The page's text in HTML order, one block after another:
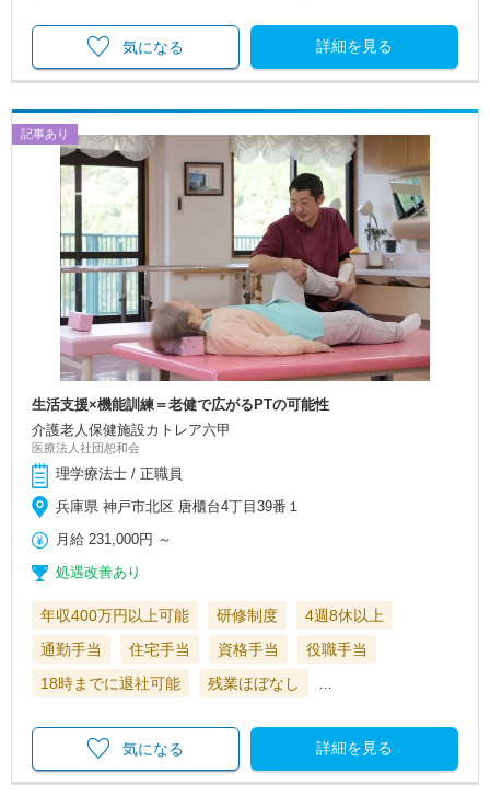
詳細を見る
気になる
記事あり
生活支援×機能訓練＝老健で広がるPTの可能性
介護老人保健施設カトレア六甲
医療法人社団恕和会
理学療法士 / 正職員
兵庫県 神戸市北区 唐櫃台4丁目39番１
月給 231,000円 ～
処遇改善あり
年収400万円以上可能 研修制度
4週8休以上
通勤手当
住宅手当 資格手当
役職手当
18時までに退社可能
残業ほぼなし …
詳細を見る
気になる